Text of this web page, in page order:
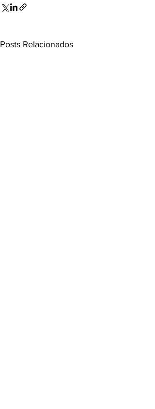
Posts Relacionados